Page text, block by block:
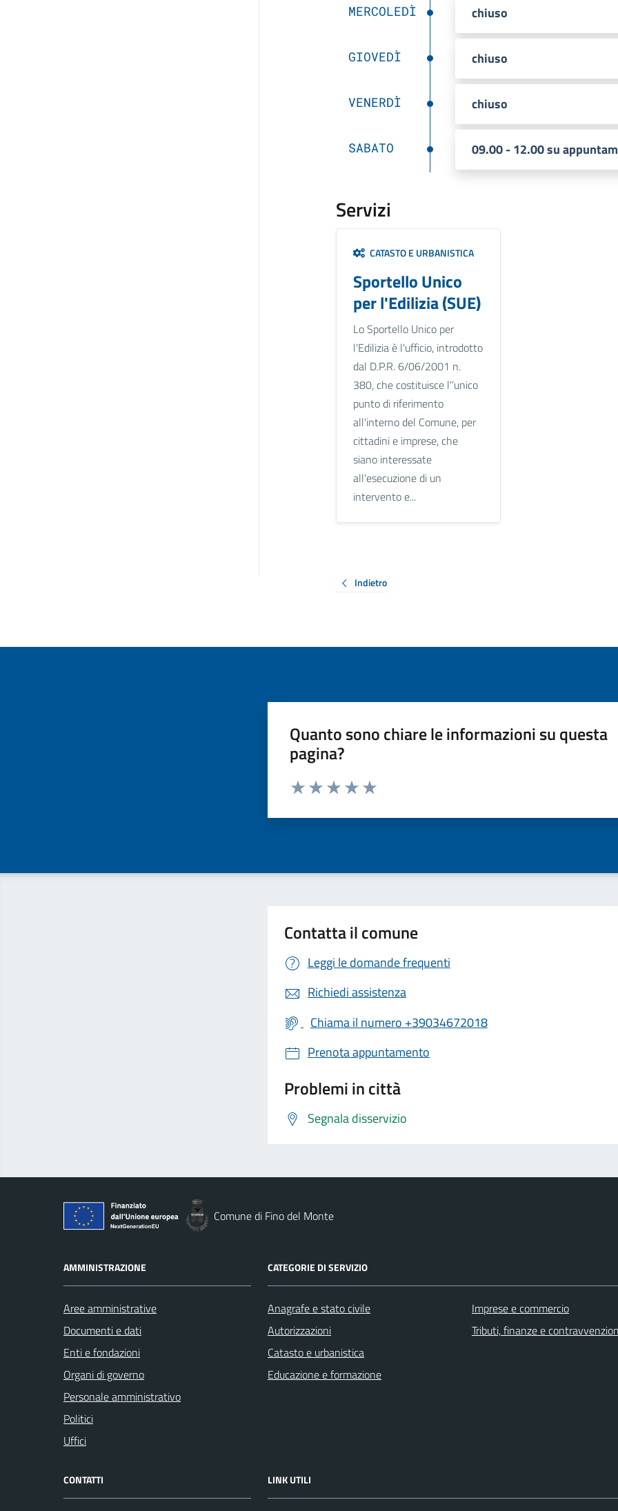
MERCOLEDÌ chiuso
GIOVEDÌ chiuso
VENERDÌ chiuso
SABATO 09.00 - 12.00 su
Servizi
CATASTO E URBANISTICA
Sportello Unico
per l'Edilizia (SUE)
Lo Sportello Unico per
l'Edilizia è l'ufficio, introdotto
dal D.P.R. 6/06/2001 n.
380, che costituisce l'’unico
punto di riferimento
all'interno del Comune, per
cittadini e imprese, che
siano interessate
all'esecuzione di un
intervento e...
Indietro
Quanto sono chiare le informazioni su questa
pagina?
Valuta da 1 a 5 stelle la pagina
Contatta il comune
Leggi le domande frequenti
Richiedi assistenza
Chiama il numero +39034672018
Prenota appuntamento
Problemi in città
Segnala disservizio
Comune di Fino del Monte
AMMINISTRAZIONE
Aree amministrative
Documenti e dati
Enti e fondazioni
Organi di governo
Personale amministrativo
Politici
Uffici
CATEGORIE DI SERVIZIO
Anagrafe e stato civile
Autorizzazioni
Catasto e urbanistica
Educazione e formazione
Imprese e commercio
Tributi, finanze e
CONTATTI LINK UTILI